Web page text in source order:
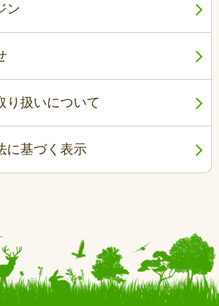
ン
り扱いについて
に基づく表示